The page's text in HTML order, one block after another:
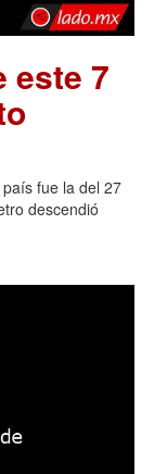
este 7
fue la del 27
descendió